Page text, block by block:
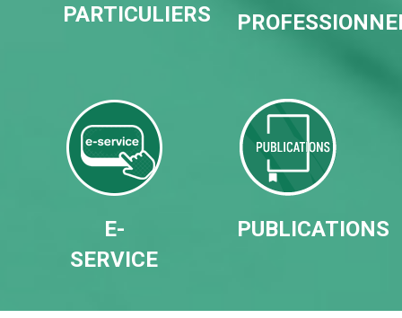
PARTICULIERS
E-
SERVICE
PUBLICATIONS